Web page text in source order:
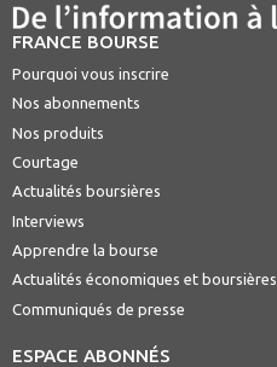
FRANCE BOURSE
Pourquoi vous inscrire
Nos abonnements
Nos produits
Courtage
Actualités boursières
Interviews
Apprendre la bourse
Actualités économiques et boursières
Communiqués de presse
ESPACE ABONNÉS